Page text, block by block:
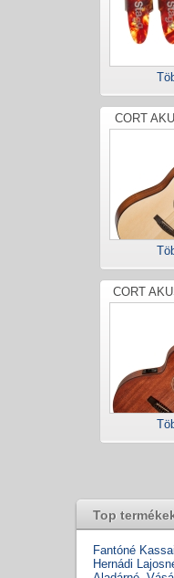
CORT
CORT
Top
Fantóné
Hernádi